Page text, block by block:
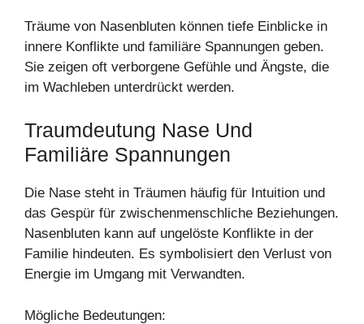
Träume von Nasenbluten können tiefe Einblicke in
innere Konflikte und familiäre Spannungen geben.
Sie zeigen oft verborgene Gefühle und Ängste, die
im Wachleben unterdrückt werden.
Traumdeutung Nase Und
Familiäre Spannungen
Die Nase steht in Träumen häufig für Intuition und
das Gespür für zwischenmenschliche Beziehungen.
Nasenbluten kann auf ungelöste Konflikte in der
Familie hindeuten. Es symbolisiert den Verlust von
Energie im Umgang mit Verwandten.
Mögliche Bedeutungen: